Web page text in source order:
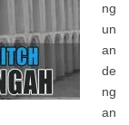
ng
un
an
de
ng
an